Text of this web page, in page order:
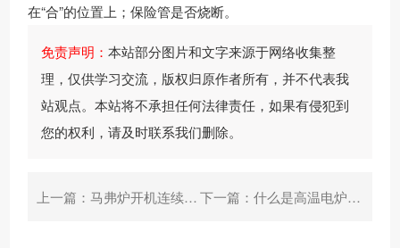
在“合”的位置上；保险管是否烧断。
免责声明：本站部分图片和文字来源于网络收集整
理，仅供学习交流，版权归原作者所有，并不代表我
站观点。本站将不承担任何法律责任，如果有侵犯到
您的权利，请及时联系我们删除。
上一篇：马弗炉开机连续报警怎么办？ 下一篇： 什么是高温电炉炉门枪机械装置?